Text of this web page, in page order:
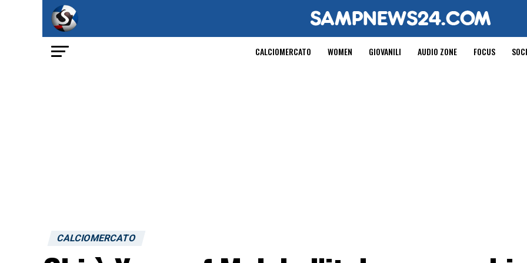
CALCIOMERCATO WOMEN GIOVANILI AUDIO ZONE FOCUS
CALCIOMERCATO